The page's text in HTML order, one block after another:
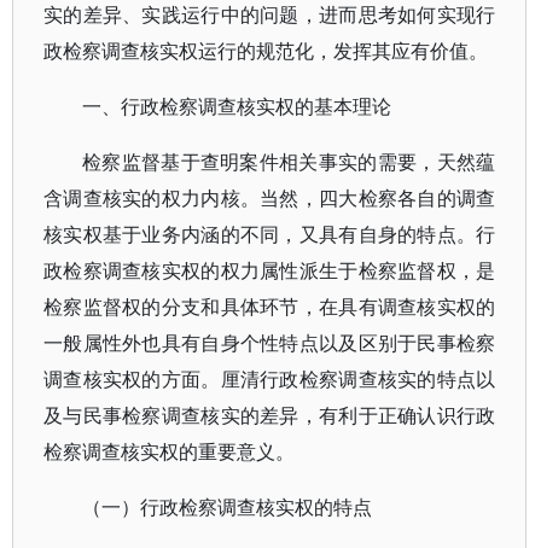
实的差异、实践运行中的问题，进而思考如何实现行
政检察调查核实权运行的规范化，发挥其应有价值。
一、行政检察调查核实权的基本理论
检察监督基于查明案件相关事实的需要，天然蕴
含调查核实的权力内核。当然，四大检察各自的调查
核实权基于业务内涵的不同，又具有自身的特点。行
政检察调查核实权的权力属性派生于检察监督权，是
检察监督权的分支和具体环节，在具有调查核实权的
一般属性外也具有自身个性特点以及区别于民事检察
调查核实权的方面。厘清行政检察调查核实的特点以
及与民事检察调查核实的差异，有利于正确认识行政
检察调查核实权的重要意义。
（一）行政检察调查核实权的特点